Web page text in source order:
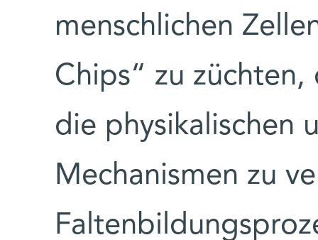
menschlichen
Chips“ zu
die physikalischen
Mechanismen zu